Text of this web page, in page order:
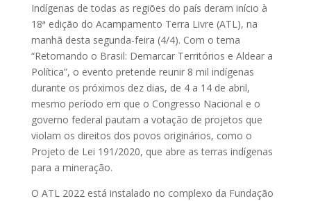
Indígenas de todas as regiões do país deram início à
18ª edição do Acampamento Terra Livre (ATL), na
manhã desta segunda-feira (4/4). Com o tema
“Retomando o Brasil: Demarcar Territórios e Aldear a
Política”, o evento pretende reunir 8 mil indígenas
durante os próximos dez dias, de 4 a 14 de abril,
mesmo período em que o Congresso Nacional e o
governo federal pautam a votação de projetos que
violam os direitos dos povos originários, como o
Projeto de Lei 191/2020, que abre as terras indígenas
para a mineração.
O ATL 2022 está instalado no complexo da Fundação